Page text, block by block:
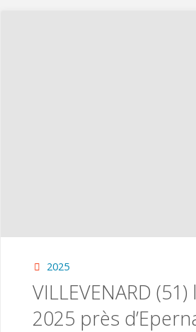
2025
VILLEVENARD
2025 près